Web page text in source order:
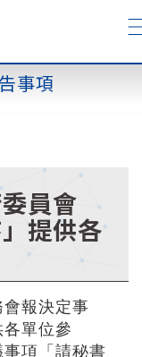
事項
員會
提供各
報決定事
單位參
項「請秘書